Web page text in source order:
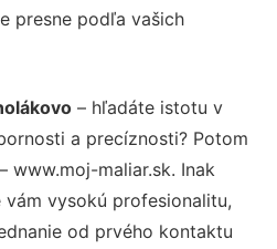
presne podľa vašich
– hľadáte istotu v
a precíznosti? Potom
www.moj-maliar.sk. Inak
vám vysokú profesionalitu,
od prvého kontaktu